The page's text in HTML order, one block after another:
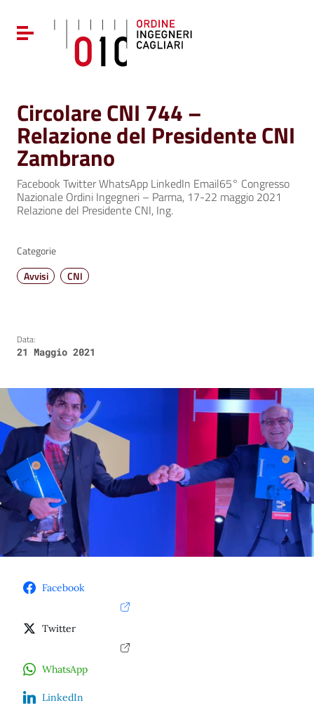
Vai al menu di navigazione
Vai al footer
Attiva / disattiva la navigazione
Circolare CNI 744 –
Relazione del Presidente CNI
Zambrano
Facebook Twitter WhatsApp LinkedIn Email65° Congresso
Nazionale Ordini Ingegneri – Parma, 17-22 maggio 2021
Relazione del Presidente CNI, Ing.
Categorie
Avvisi
CNI
Data:
21 Maggio 2021
Facebook
Twitter
WhatsApp
LinkedIn